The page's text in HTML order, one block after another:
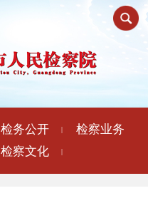
检务公开
检察业务
检察文化